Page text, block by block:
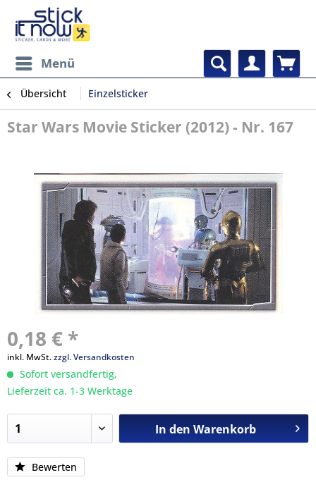
Menü
Übersicht Einzelsticker
Star Wars Movie Sticker (2012) - Nr. 167
0,18 € *
inkl. MwSt.zzgl. Versandkosten
Sofort versandfertig,
Lieferzeit ca. 1-3 Werktage
In den Warenkorb
Bewerten